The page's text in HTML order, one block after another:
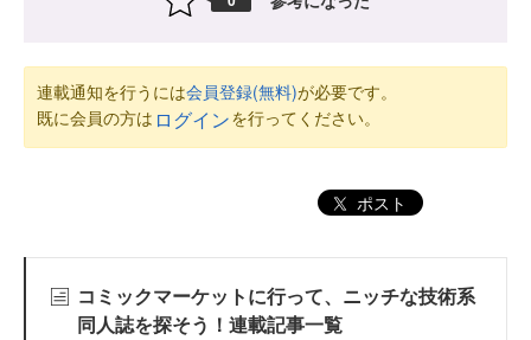
連載通知を行うには会員登録(無料)が必要です。
既に会員の方は ログインを行ってください。
ポスト
コミックマーケットに行って、ニッチな技術系
同人誌を探そう！連載記事一覧